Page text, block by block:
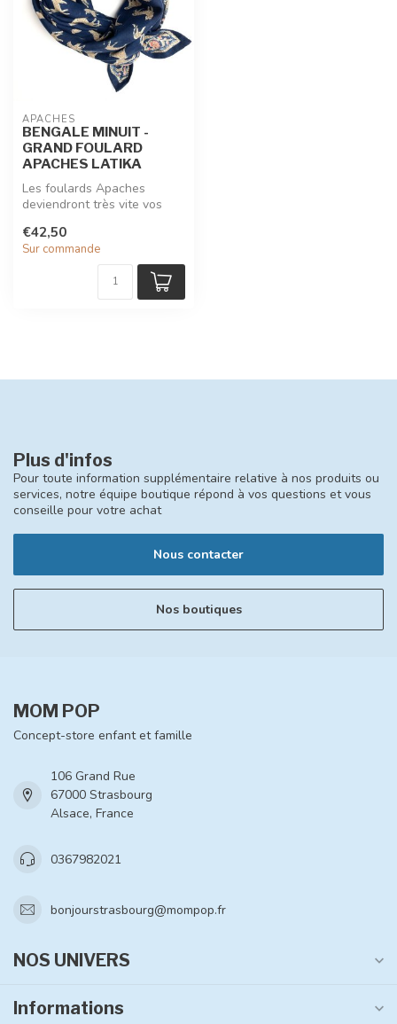
APACHES
BENGALE MINUIT -
GRAND FOULARD
APACHES LATIKA
Les foulards Apaches
deviendront très vite vos
toute la ...
€42,50
Sur commande
Plus d'infos
Pour toute information supplémentaire relative à nos produits ou
services, notre équipe boutique répond à vos questions et vous
conseille pour votre achat
Nous contacter
Nos boutiques
MOM POP
Concept-store enfant et famille
106 Grand Rue
67000 Strasbourg
Alsace, France
0367982021
bonjourstrasbourg@mompop.fr
NOS UNIVERS
Informations